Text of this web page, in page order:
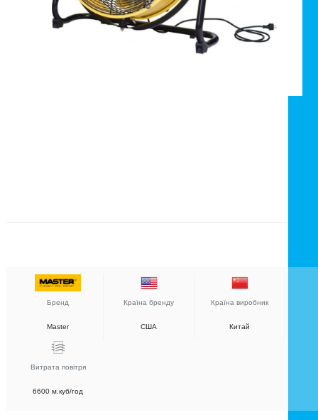
Бренд
Master
Країна бренду
США
Країна виробник
Китай
Витрата повітря
6600 м.куб/год